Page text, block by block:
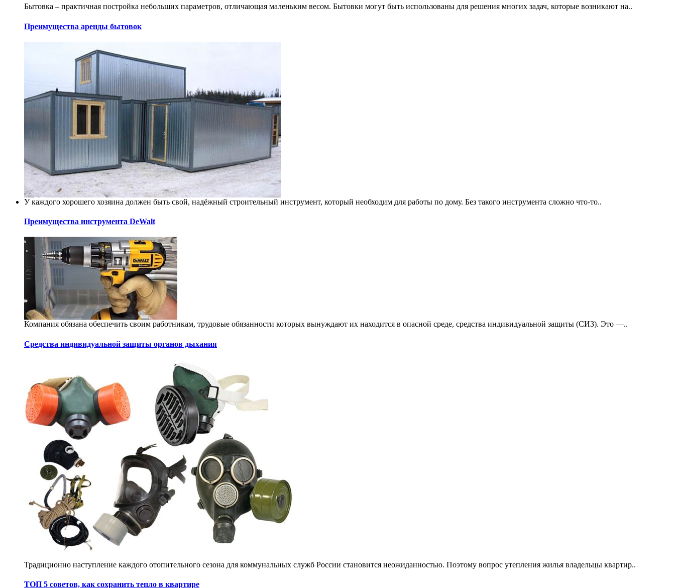
Бытовка – практичная постройка небольших параметров, отличающая маленьким весом. Бытовки могут быть использованы для решения многих задач, которые возникают на..
Преимущества аренды бытовок
У каждого хорошего хозяина должен быть свой, надёжный строительный инструмент, который необходим для работы по дому. Без такого инструмента сложно что-то..
Преимущества инструмента DeWalt
Компания обязана обеспечить своим работникам, трудовые обязанности которых вынуждают их находится в опасной среде, средства индивидуальной защиты (СИЗ). Это —..
Средства индивидуальной защиты органов дыхания
Традиционно наступление каждого отопительного сезона для коммунальных служб России становится неожиданностью. Поэтому вопрос утепления жилья владельцы квартир..
ТОП 5 советов, как сохранить тепло в квартире